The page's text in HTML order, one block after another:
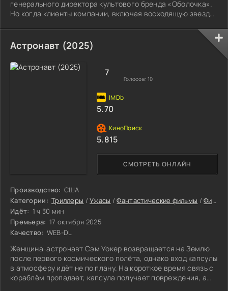
генерального директора культового бренда «Оболочка».
Но когда клиенты компании, включая восходящую звезду
понимает: за красотой и здоровьем здесь скрывается
нечто поистине ужасающее.
Астронавт (2025)
Производство: США
Категории: Триллеры /Ужасы /Фантастические фильмы /Фильмы
Идёт: 1 ч 30 мин
Премьера: 17 октября 2025
Качество: WEB-DL
Женщина-астронавт Сэм Уокер возвращается на Землю
после первого космического полёта, однако вход капсулы
в атмосферу идёт не по плану. На короткое время связь с
кораблём пропадает, капсула получает повреждения, а
СМОТРЕТЬ ОНЛАЙН
7
Голосов: 10
5.70
5.815